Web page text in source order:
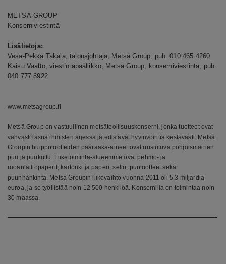
METSÄ GROUP
Konserniviestintä
Lisätietoja:
Vesa-Pekka Takala, talousjohtaja, Metsä Group, puh. 010 465 4260
Kaisu Vaalto, viestintäpäällikkö, Metsä Group, konserniviestintä, puh.
040 777 8922
www.metsagroup.fi
Metsä Group on vastuullinen metsäteollisuuskonserni, jonka tuotteet ovat
vahvasti läsnä ihmisten arjessa ja edistävät hyvinvointia kestävästi. Metsä
Groupin huipputuotteiden pääraaka-aineet ovat uusiutuva pohjoismainen
puu ja puukuitu. Liiketoiminta-alueemme ovat pehmo- ja
ruoanlaittopaperit, kartonki ja paperi, sellu, puutuotteet sekä
puunhankinta. Metsä Groupin liikevaihto vuonna 2011 oli 5,3 miljardia
euroa, ja se työllistää noin 12 500 henkilöä. Konsernilla on toimintaa noin
30 maassa.